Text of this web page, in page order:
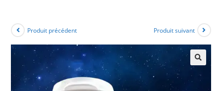
Produit précédent Produit suivant